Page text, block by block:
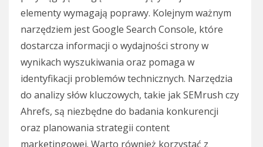
elementy wymagają poprawy. Kolejnym ważnym
narzędziem jest Google Search Console, które
dostarcza informacji o wydajności strony w
wynikach wyszukiwania oraz pomaga w
identyfikacji problemów technicznych. Narzędzia
do analizy słów kluczowych, takie jak SEMrush czy
Ahrefs, są niezbędne do badania konkurencji
oraz planowania strategii content
marketingowej. Warto również korzystać z